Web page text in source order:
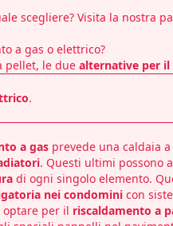
scegliere? Visita la nostra
a gas o elettrico?
pellet, le due alternative per il
.
a gasprevede una caldaia
. Questi ultimi possono
di ogni singolo elemento.
nei condominicon
per il riscaldamento a